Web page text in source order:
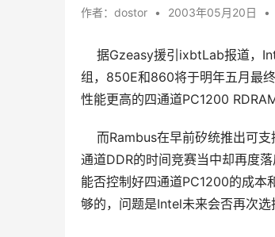
作者： dostor • 2003年05月20日 •
据Gzeasy援引ixbtLab报道，
组，850E和860将于明年五月最
性能更高的四通道PC1200
而Rambus在早前矽统推出可支
通道DDR的时间竞赛当中却再度
能否控制好四通道PC1200的成本
够的，问题是Intel未来会否再次选